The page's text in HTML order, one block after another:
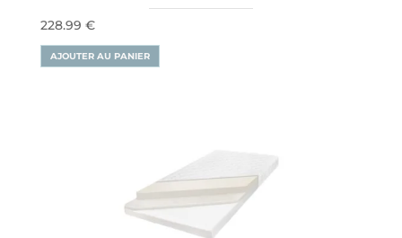
228.99 €
AJOUTER AU PANIER